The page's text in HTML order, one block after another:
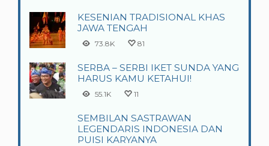
KESENIAN TRADISIONAL KHAS
JAWA TENGAH
73.8K 81
SERBA – SERBI IKET SUNDA YANG
HARUS KAMU KETAHUI!
55.1K 11
SEMBILAN SASTRAWAN
LEGENDARIS INDONESIA DAN
PUISI KARYANYA